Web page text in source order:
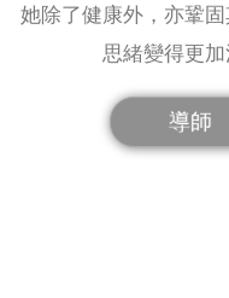
她除了健康外，亦鞏
思緒變得更加
導師